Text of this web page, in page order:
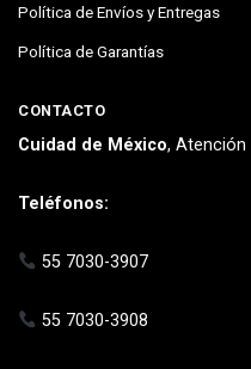
Política de Envíos y Entregas
Política de Garantías
CONTACTO
Cuidad de México, Atención
Teléfonos:
55 7030-3907
55 7030-3908